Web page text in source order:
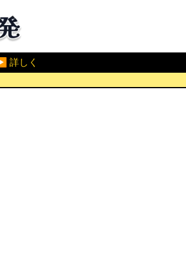
詳しく